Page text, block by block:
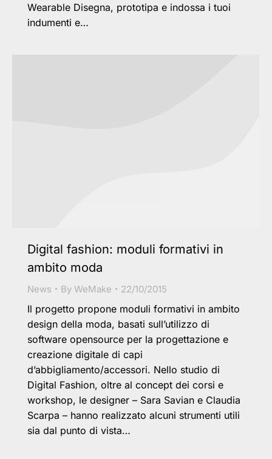
Wearable Disegna, prototipa e indossa i tuoi
indumenti e…
Digital fashion: moduli formativi in
ambito moda
News By WeMake 22/10/2015
Il progetto propone moduli formativi in ambito
design della moda, basati sull’utilizzo di
software opensource per la progettazione e
creazione digitale di capi
d’abbigliamento/accessori. Nello studio di
Digital Fashion, oltre al concept dei corsi e
workshop, le designer – Sara Savian e Claudia
Scarpa – hanno realizzato alcuni strumenti utili
sia dal punto di vista…